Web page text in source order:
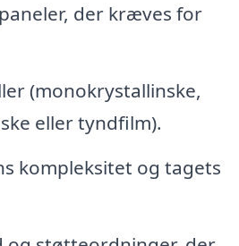
der kræves for
(monokrystallinske,
eller tyndfilm).
kompleksitet og tagets